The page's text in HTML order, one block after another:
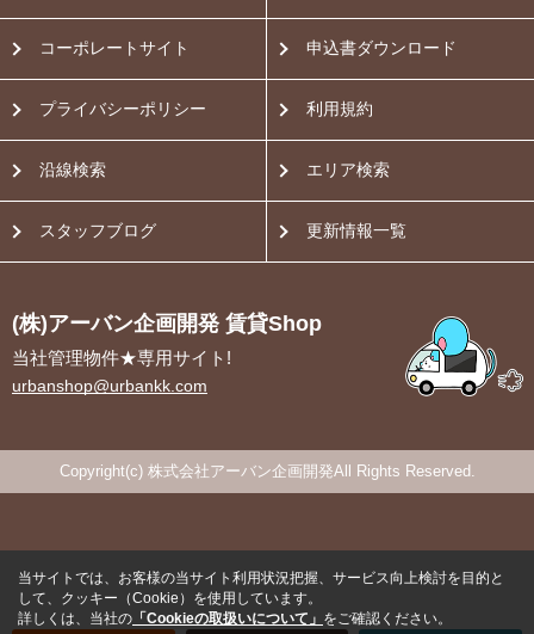
コーポレートサイト 申込書ダウンロード
プライバシーポリシー 利用規約
沿線検索 エリア検索
スタッフブログ 更新情報一覧
(株)アーバン企画開発 賃貸Shop
当社管理物件★専用サイト!
urbanshop@urbankk.com
Copyright(c) 株式会社アーバン企画開発All Rights Reserved.
当サイトでは、お客様の当サイト利用状況把握、サービス向上検討を目的と
して、クッキー（Cookie）を使用しています。
詳しくは、当社の 「Cookieの取扱いについて」 をご確認ください。